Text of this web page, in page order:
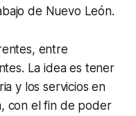
de Nuevo León.
entre
La idea es tener
y los servicios en
con el fin de poder